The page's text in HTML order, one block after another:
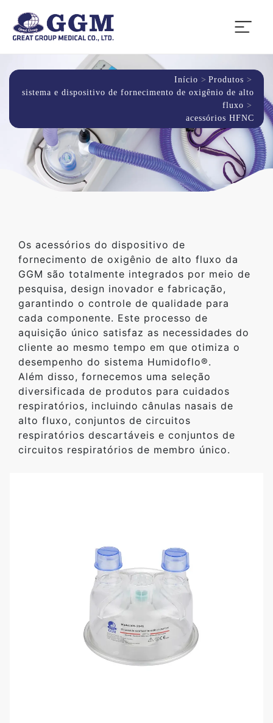
Início
Produtos
sistema e dispositivo de fornecimento de oxigênio de alto
fluxo
acessórios HFNC
Os acessórios do dispositivo de
fornecimento de oxigênio de alto fluxo da
GGM são totalmente integrados por meio de
pesquisa, design inovador e fabricação,
garantindo o controle de qualidade para
cada componente. Este processo de
aquisição único satisfaz as necessidades do
cliente ao mesmo tempo em que otimiza o
desempenho do sistema Humidoflo®.
Além disso, fornecemos uma seleção
diversificada de produtos para cuidados
respiratórios, incluindo cânulas nasais de
alto fluxo, conjuntos de circuitos
respiratórios descartáveis e conjuntos de
circuitos respiratórios de membro único.